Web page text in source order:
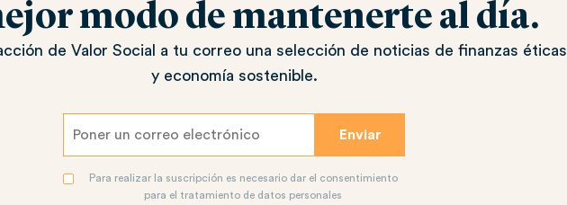
modo de mantenerte al día.
de Valor Social a tu correo una selección de noticias de finanzas éticas
y economía sostenible.
Para realizar la suscripción es necesario dar el consentimiento
para el tratamiento de datos personales